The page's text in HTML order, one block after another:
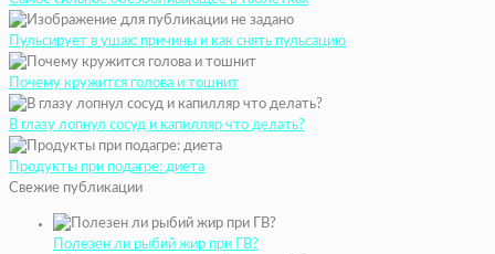
Пульсирует в ушах: причины и как снять пульсацию
Почему кружится голова и тошнит
В глазу лопнул сосуд и капилляр что делать?
Продукты при подагре: диета
Свежие публикации
Полезен ли рыбий жир при ГВ?